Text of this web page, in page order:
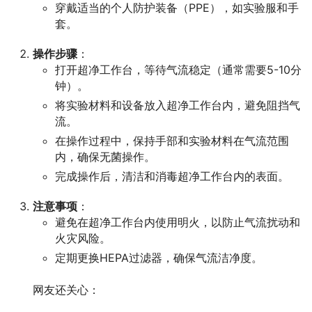
穿戴适当的个人防护装备（PPE），如实验服和手
套。
操作步骤：
打开超净工作台，等待气流稳定（通常需要5-10分
钟）。
将实验材料和设备放入超净工作台内，避免阻挡气
流。
在操作过程中，保持手部和实验材料在气流范围
内，确保无菌操作。
完成操作后，清洁和消毒超净工作台内的表面。
注意事项 ：
避免在超净工作台内使用明火，以防止气流扰动和
火灾风险。
定期更换HEPA过滤器，确保气流洁净度。
网友还关心：